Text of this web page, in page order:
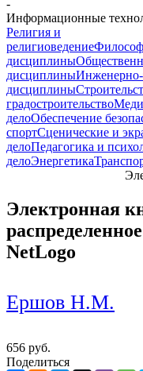
-
Информационные
Религия и
религиоведение
дисциплины
дисциплиныИнженерно-
дисциплины
градостроительство
делоОбеспечение
спортСценические и
делоПедагогика и
делоЭнергетика
Электронная
NetLogo
Ершов Н.М.
656 руб.
Поделиться